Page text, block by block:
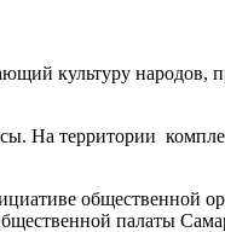
культуру
На территории
общественной
палаты